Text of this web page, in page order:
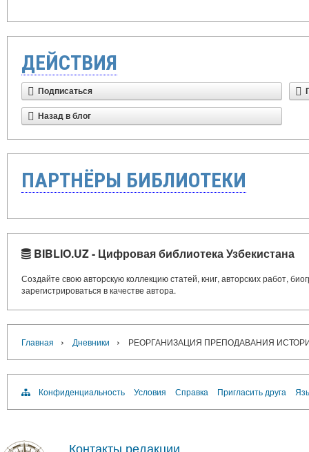
ДЕЙСТВИЯ
Подписаться
Назад в блог
ПАРТНЁРЫ БИБЛИОТЕКИ
BIBLIO.UZ - Цифровая библиотека Узбекистана
Создайте свою авторскую коллекцию статей, книг, авторских работ,
зарегистрироваться в качестве автора.
Главная › Дневники › РЕОРГАНИЗАЦИЯ ПРЕПОДАВАНИЯ
Конфиденциальность Условия Справка Пригласить друга
Контакты редакции